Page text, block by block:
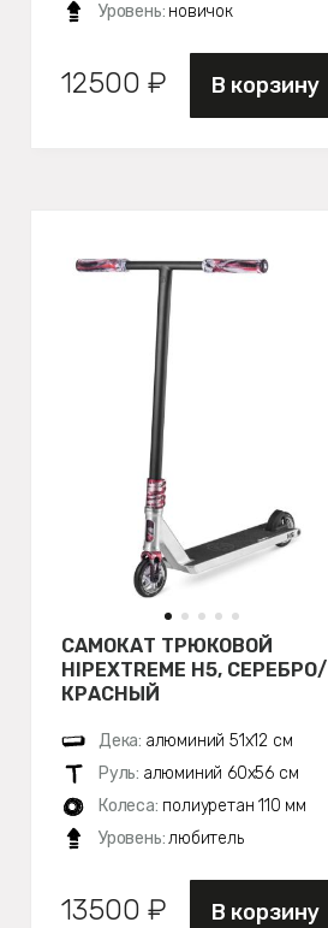
Уровень: новичок
12500 ₽ В корзину
САМОКАТ ТРЮКОВОЙ
HIPEXTREME H5, СЕРЕБРО/
КРАСНЫЙ
Дека: алюминий 51х12 см
Руль: алюминий 60x56 см
Колеса: полиуретан 110 мм
Уровень:любитель
13500 ₽ В корзину